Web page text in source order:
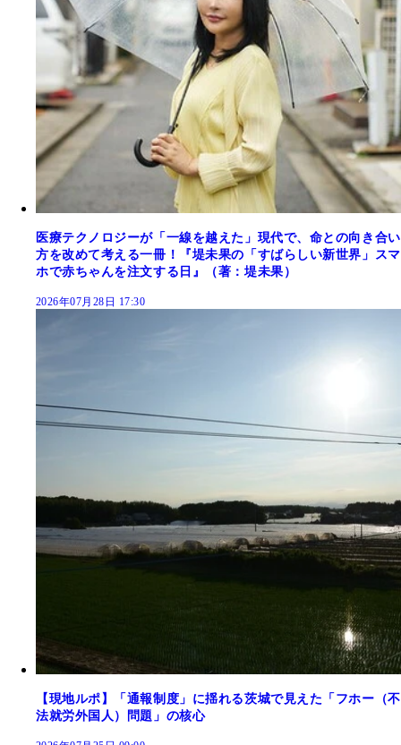
医療テクノロジーが「一線を越えた」現代で、命との向き合い
方を改めて考える一冊！『堤未果の「すばらしい新世界」スマ
ホで赤ちゃんを注文する日』（著：堤未果）
2026年07月28日 17:30
【現地ルポ】「通報制度」に揺れる茨城で見えた「フホー（不
法就労外国人）問題」の核心